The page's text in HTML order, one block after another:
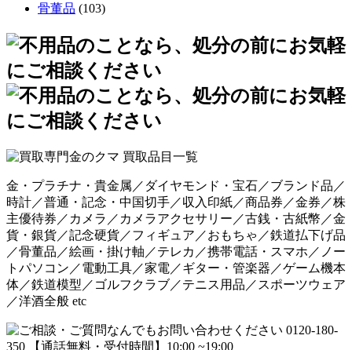
骨董品 (103)
金・プラチナ・貴金属／ダイヤモンド・宝石／ブランド品／
時計／普通・記念・中国切手／収入印紙／商品券／金券／株
主優待券／カメラ／カメラアクセサリー／古銭・古紙幣／金
貨・銀貨／記念硬貨／フィギュア／おもちゃ／鉄道払下げ品
／骨董品／絵画・掛け軸／テレカ／携帯電話・スマホ／ノー
トパソコン／電動工具／家電／ギター・管楽器／ゲーム機本
体／鉄道模型／ゴルフクラブ／テニス用品／スポーツウェア
／洋酒全般 etc